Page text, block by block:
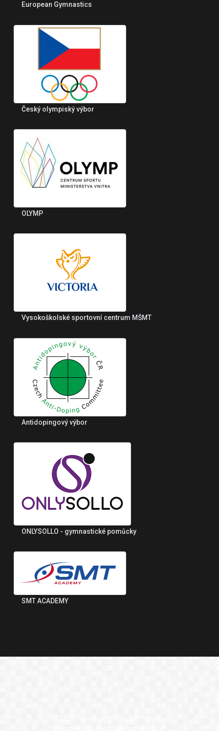
European Gymnastics
Český olympiský výbor
OLYMP
Vysokoškolské sportovní centrum MŠMT
Antidopingový výbor
ONLYSOLLO - gymnastické pomůcky
SMT ACADEMY